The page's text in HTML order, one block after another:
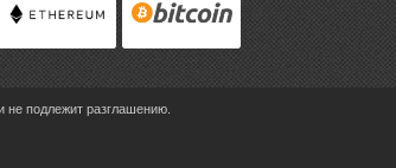
подлежит разглашению.